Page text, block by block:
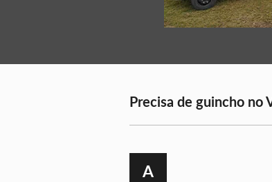
Precisa de guincho no
A